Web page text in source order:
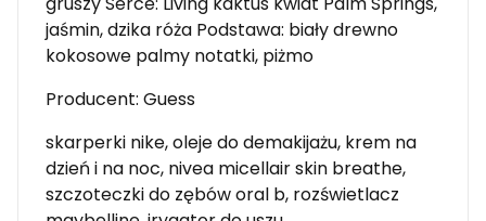
jaśmin, dzika róża Podstawa: biały drewno
kokosowe palmy notatki, piżmo
Producent: Guess
skarperki nike, oleje do demakijażu, krem na
dzień i na noc, nivea micellair skin breathe,
szczoteczki do zębów oral b, rozświetlacz